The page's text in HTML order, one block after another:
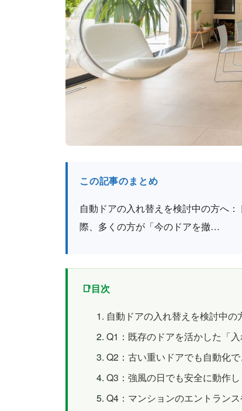
この記事のまとめ
自動ドアの入れ替えを検討中の方へ
際、多くの方が「今のドアを撤…
目次
自動ドアの入れ替えを検討中
Q1：既存のドアを活かした「
Q2：古い重いドアでも自動化
Q3：強風の日でも安全に動作
Q4：マンションのエントラン